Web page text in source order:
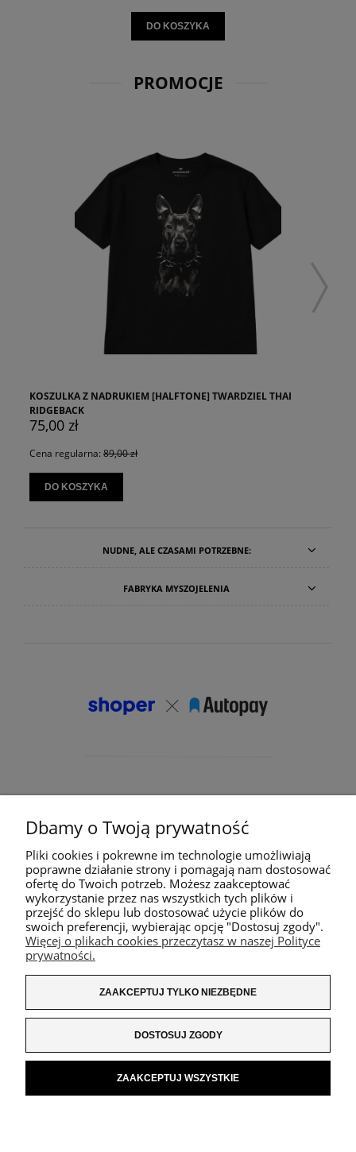
DO KOSZYKA
PROMOCJE
KOSZULKA Z NADRUKIEM [HALFTONE] TWARDZIEL THAI
RIDGEBACK
75,00 zł
Cena regularna: 89,00 zł
DO KOSZYKA
NUDNE, ALE CZASAMI POTRZEBNE:
FABRYKA MYSZOJELENIA
Dbamy o Twoją prywatność
Pliki cookies i pokrewne im technologie umożliwiają
poprawne działanie strony i pomagają nam dostosować
ofertę do Twoich potrzeb. Możesz zaakceptować
wykorzystanie przez nas wszystkich tych plików i
przejść do sklepu lub dostosować użycie plików do
swoich preferencji, wybierając opcję "Dostosuj zgody".
Więcej o plikach cookies przeczytasz w naszej Polityce
prywatności.
ZAAKCEPTUJ TYLKO NIEZBĘDNE
DOSTOSUJ ZGODY
ZAAKCEPTUJ WSZYSTKIE